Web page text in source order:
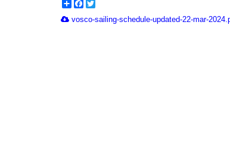
ShareFacebook
vosco-sailing-schedule-updated-22-mar-